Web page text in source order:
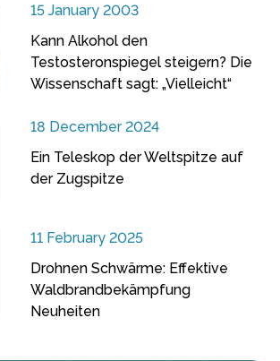
15 January 2003
Kann Alkohol den
Testosteronspiegel steigern? Die
Wissenschaft sagt: „Vielleicht“
18 December 2024
Ein Teleskop der Weltspitze auf
der Zugspitze
11 February 2025
Drohnen Schwärme: Effektive
Waldbrandbekämpfung
Neuheiten